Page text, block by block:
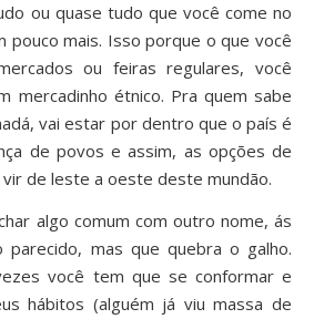
ou quase tudo que você come no
pouco mais. Isso porque o que você
ou feiras regulares, você
mercadinho étnico. Pra quem sabe
vai estar por dentro que o país é
de povos e assim, as opções de
de leste a oeste deste mundão.
algo comum com outro nome, ás
parecido, mas que quebra o galho.
você tem que se conformar e
hábitos (alguém já viu massa de